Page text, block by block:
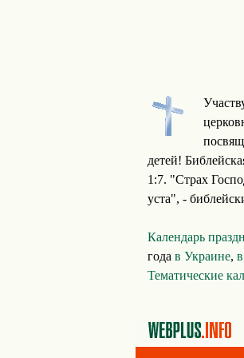
детей!
1:7. "Страх
уста", -
Календарь
года в Украине,
Тематические